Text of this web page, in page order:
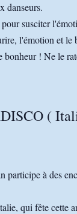
danseurs.
susciter
l'émotion et le
bonheur ! Ne le
(
participe à des
qui fête cette